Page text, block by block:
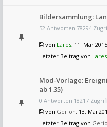
Bildersammlung:
52 Antworten 78294
von Lares, 11. Mär
Letzter Beitrag von Lares
Mod-Vorlage:
ab 1.35)
0 Antworten 18217
von Gerion, 13. Mai
Letzter Beitrag von